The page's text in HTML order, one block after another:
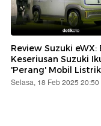
Review Suzuki eWX:
Keseriusan Suzuki
'Perang' Mobil
Selasa, 18 Feb 2025 20:50